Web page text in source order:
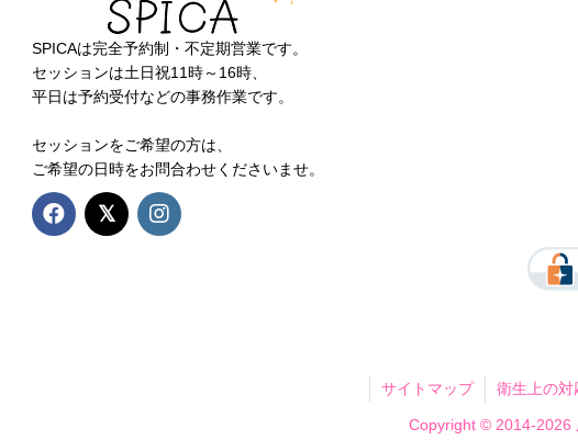
SPICAは完全予約制・不定期営業です。
セッションは土日祝11時～16時、
平日は予約受付などの事務作業です。
セッションをご希望の方は、
ご希望の日時をお問合わせくださいませ。
サイトマップ 衛生上の対
Copyright © 2014-2026